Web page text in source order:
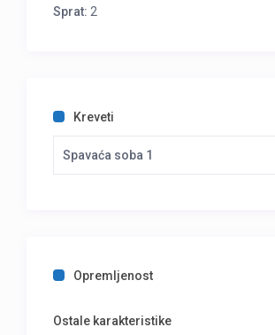
Sprat: 2
Kreveti
Spavaća soba 1
Opremljenost
Ostale karakteristike